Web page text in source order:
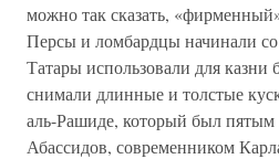
можно так сказать,
Персы и ломбардцы начинали
Татары использовали для
снимали длинные и толстые
аль-Рашиде, который был
Абассидов, современником